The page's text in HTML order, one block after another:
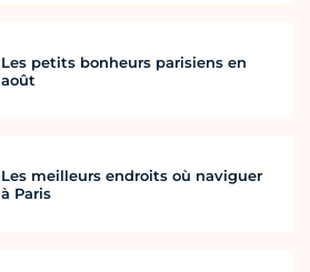
Les petits bonheurs parisiens en
août
Les meilleurs endroits où naviguer
à Paris